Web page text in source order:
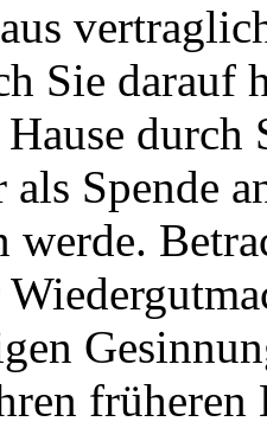
Sie darauf
durch
Spende
werde.
früheren